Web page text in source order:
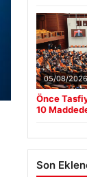
05/08/2026
Önce
10
Son